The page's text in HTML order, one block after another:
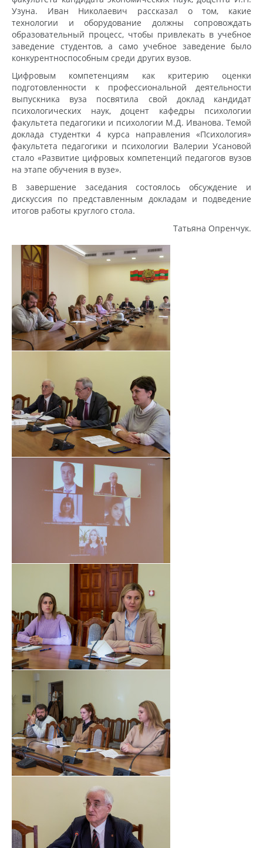
Узуна. Иван Николаевич рассказал о том, какие
технологии и оборудование должны сопровождать
образовательный процесс, чтобы привлекать в учебное
заведение студентов, а само учебное заведение было
конкурентноспособным среди других вузов.
Цифровым компетенциям как критерию оценки
подготовленности к профессиональной деятельности
выпускника вуза посвятила свой доклад кандидат
психологических наук, доцент кафедры психологии
факультета педагогики и психологии М.Д. Иванова. Темой
доклада студентки 4 курса направления «Психология»
факультета педагогики и психологии Валерии Усановой
стало «Развитие цифровых компетенций педагогов вузов
на этапе обучения в вузе».
В завершение заседания состоялось обсуждение и
дискуссия по представленным докладам и подведение
итогов работы круглого стола.
Татьяна Опренчук.